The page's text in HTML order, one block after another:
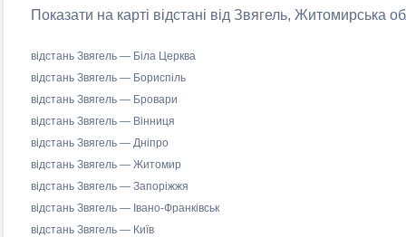
Показати на карті відстані від Звягель, Житомирська
відстань Звягель — Біла Церква
відстань Звягель — Бориспіль
відстань Звягель — Бровари
відстань Звягель — Вінниця
відстань Звягель — Дніпро
відстань Звягель — Житомир
відстань Звягель — Запоріжжя
відстань Звягель — Івано-Франківськ
відстань Звягель — Київ